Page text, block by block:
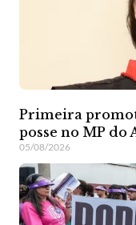
Primeira
posse no MP do
05/08/2026